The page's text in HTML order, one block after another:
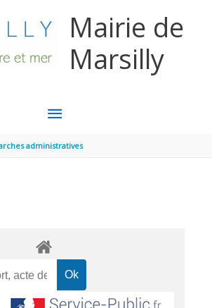
Mairie de
Marsilly
MENU
PRINCIPAL
administratives